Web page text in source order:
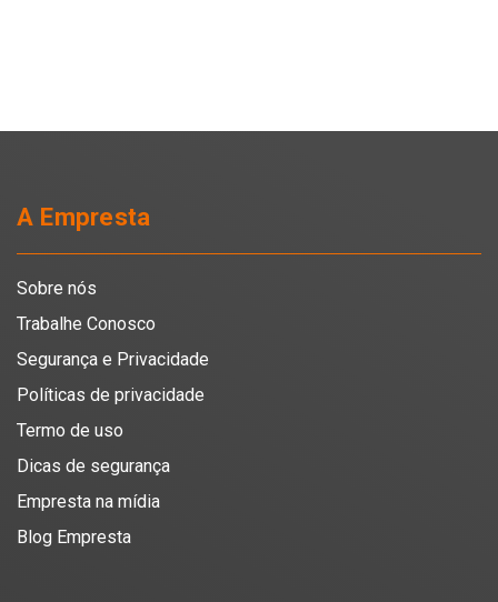
A Empresta
Sobre nós
Trabalhe Conosco
Segurança e Privacidade
Políticas de privacidade
Termo de uso
Dicas de segurança
Empresta na mídia
Blog Empresta